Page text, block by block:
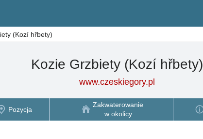
(Kozí hřbety)
Kozie Grzbiety (Kozí hřbety)
www.czeskiegory.pl
Pozycja
Zakwaterowanie
w okolicy